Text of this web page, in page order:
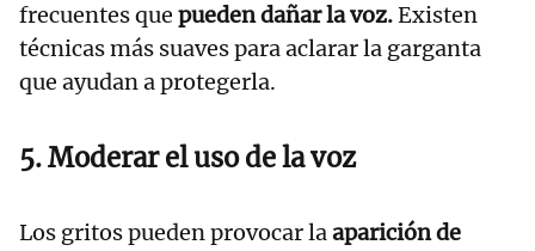
frecuentes que pueden dañar la voz.Existen
técnicas más suaves para aclarar la garganta
que ayudan a protegerla.
5. Moderar el uso de la voz
Los gritos pueden provocar laaparición de